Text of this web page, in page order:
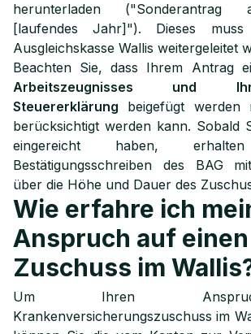
herunterladen ("Sonderantrag
[laufendes Jahr]"). Dieses
Ausgleichskasse Wallis weitergeleitet
Beachten Sie, dass Ihrem Antrag
Arbeitszeugnisses und
Steuererklärung beigefügt
berücksichtigt werden kann. Sobald
eingereicht haben,
Bestätigungsschreiben des BAG
über die Höhe und Dauer des
Wie erfahre ich
Anspruch auf einen
Zuschuss im
Um Ihren
Krankenversicherungszuschuss im